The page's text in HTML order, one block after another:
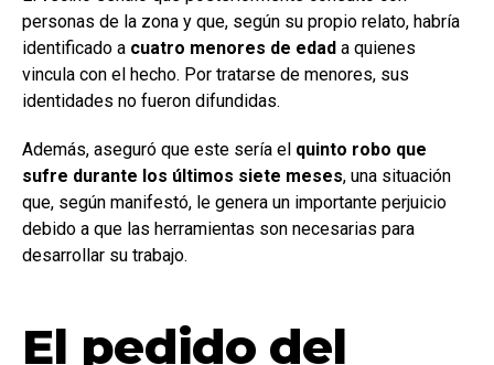
personas de la zona y que, según su propio relato, habría
identificado a cuatro menores de edad a quienes
vincula con el hecho. Por tratarse de menores, sus
identidades no fueron difundidas.
Además, aseguró que este sería el quinto robo que
sufre durante los últimos siete meses, una situación
que, según manifestó, le genera un importante perjuicio
debido a que las herramientas son necesarias para
desarrollar su trabajo.
El pedido del